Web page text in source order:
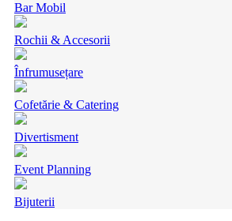
Bar Mobil
Rochii & Accesorii
Înfrumusețare
Cofetărie & Catering
Divertisment
Event Planning
Bijuterii